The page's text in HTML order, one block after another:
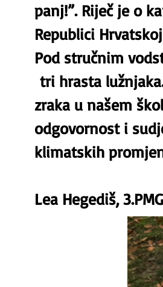
panj!”. Riječ je o
Republici
Pod stručnim
tri hrasta
zraka u našem
odgovornost i
klimatskih
Lea Hegediš, 3.PMG